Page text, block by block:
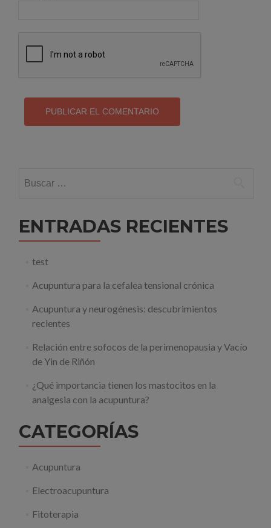
ENTRADAS RECIENTES
test
Acupuntura para la cefalea tensional crónica
Acupuntura y neurogénesis: descubrimientos
recientes
Relación entre sofocos de la perimenopausia y Vacío
de Yin de Riñón
¿Qué importancia tienen los mastocitos en la
analgesia con la acupuntura?
CATEGORÍAS
Acupuntura
Electroacupuntura
Fitoterapia